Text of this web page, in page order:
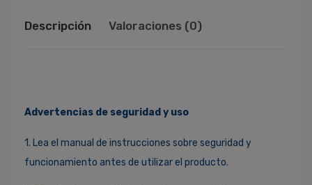
Descripción Valoraciones (0)
Advertencias de seguridad y uso
1. Lea el manual de instrucciones sobre seguridad y
funcionamiento antes de utilizar el producto.